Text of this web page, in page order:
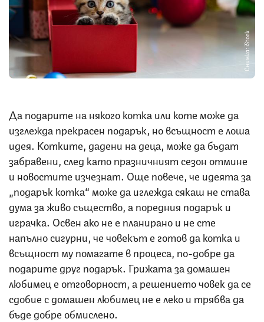
Снимка: iStock
Да подарите на някого котка или коте може да
изглежда прекрасен подарък, но всъщност е лоша
идея. Котките, дадени на деца, може да бъдат
забравени, след като празничният сезон отмине
и новостите изчезнат. Още повече, че идеята за
„подарък котка“ може да иглежда сякаш не става
дума за живо същество, а поредния подарък и
играчка. Освен ако не е планирано и не сте
напълно сигурни, че човекът е готов да котка и
всъщност му помагате в процеса, по-добре да
подарите друг подарък. Грижата за домашен
любимец е отговорност, а решението човек да се
сдобие с домашен любимец не е леко и трябва да
бъде добре обмислено.